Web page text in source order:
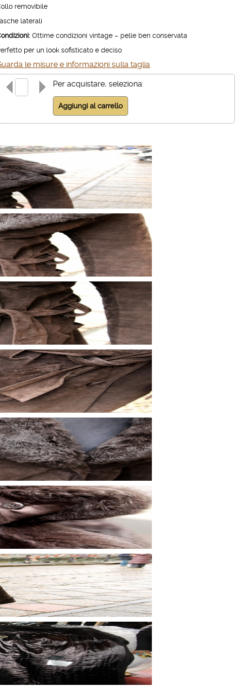
removibile
laterali
Ottime condizioni vintage – pelle ben conservata
per un look sofisticato e deciso
le misure e informazioni sulla taglia
Per acquistare, seleziona: